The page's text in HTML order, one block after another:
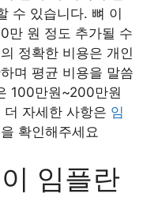
수 있습니다. 뼈 이
만 원 정도 추가될 수
정확한 비용은 개인
며 평균 비용을 말씀
100만원~200만원
자세한 사항은 임
을 확인해주세요
임플란